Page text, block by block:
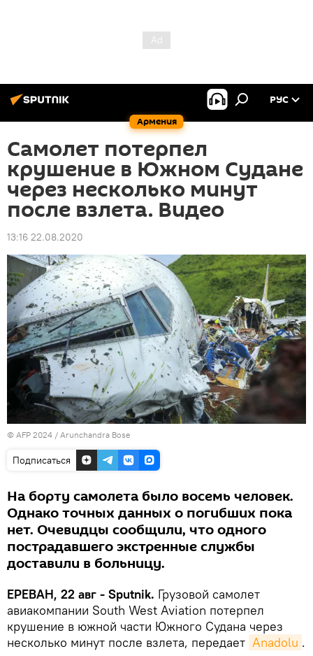
Армения
РУС
Самолет потерпел
крушение в Южном Судане
через несколько минут
после взлета. Видео
13:16 22.08.2020
© AFP 2024 / Arunchandra Bose
Подписаться
На борту самолета было восемь человек.
Однако точных данных о погибших пока
нет. Очевидцы сообщили, что одного
пострадавшего экстренные службы
доставили в больницу.
ЕРЕВАН, 22 авг - Sputnik. Грузовой самолет
авиакомпании South West Aviation потерпел
крушение в южной части Южного Судана через
несколько минут после взлета, передает Anadolu .